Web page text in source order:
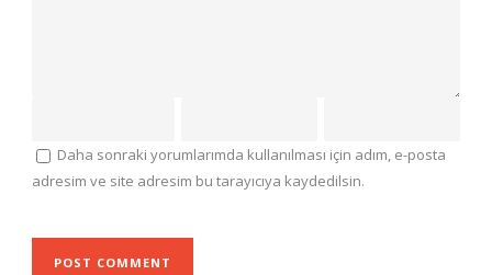
Daha sonraki yorumlarımda kullanılması için adım, e-posta
adresim ve site adresim bu tarayıcıya kaydedilsin.